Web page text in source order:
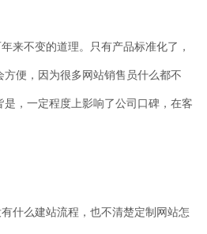
来不变的道理。只有产品标准化了，
方便，因为很多网站销售员什么都不
，一定程度上影响了公司口碑，在客
什么建站流程，也不清楚定制网站怎